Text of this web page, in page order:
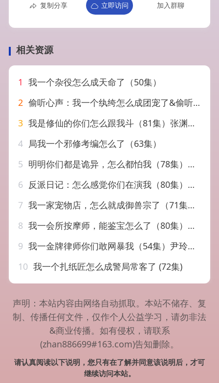
复制分享 立即访问 加入群聊
相关资源
1 我一个杂役怎么成天命了（50集）
2 偷听心声：我一个纨绔怎么成团宠了&偷听心声我一个纨绔怎么成团宠了（70集）AI短剧
3 我是修仙的你们怎么跟我斗（81集）张渊元&张思琪&龚文欣
4 局我一个邪修考编怎么了（63集）
5 明明你们都是诡异，怎么都怕我（78集）盛广颖＆孙嘉贺
6 反派日记：怎么感觉你们在演我（80集）章凯＆李沁瑶
7 我一家宠物店，怎么就成御兽宗了（71集）聂文华＆范宣梓棋
8 我一会所按摩师，能鉴宝怎么了（80集）王熠桐＆李怡蓉
9 我一金牌律师你们敢网暴我（54集）尹玲＆程勇炜
10 我一个扎纸匠怎么成警局常客了 (72集)
声明：本站内容由网络自动抓取。本站不储存、复
制、传播任何文件，仅作个人公益学习，请勿非法
&商业传播。如有侵权，请联系
(zhan886699#163.com)告知删除。
请认真阅读以下说明，您只有在了解并同意该说明后，才可
继续访问本站。